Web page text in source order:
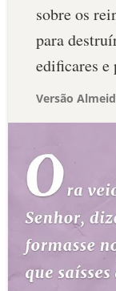
sobre os
para
edificares e
Versão